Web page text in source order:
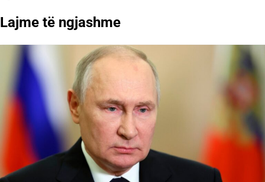
Lajme të ngjashme